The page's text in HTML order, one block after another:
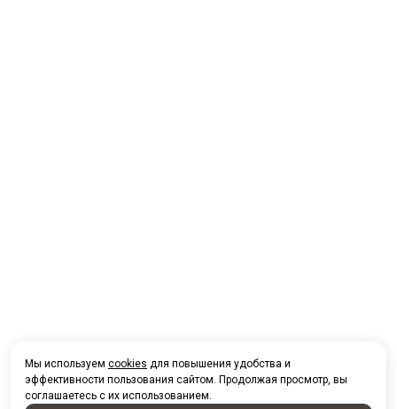
Мы используем cookies для повышения удобства и
эффективности пользования сайтом. Продолжая просмотр, вы
соглашаетесь с их использованием.